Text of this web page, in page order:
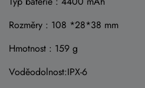
Rozměry : 108 *28*38 mm
Hmotnost : 159 g
Voděodolnost:IPX-6